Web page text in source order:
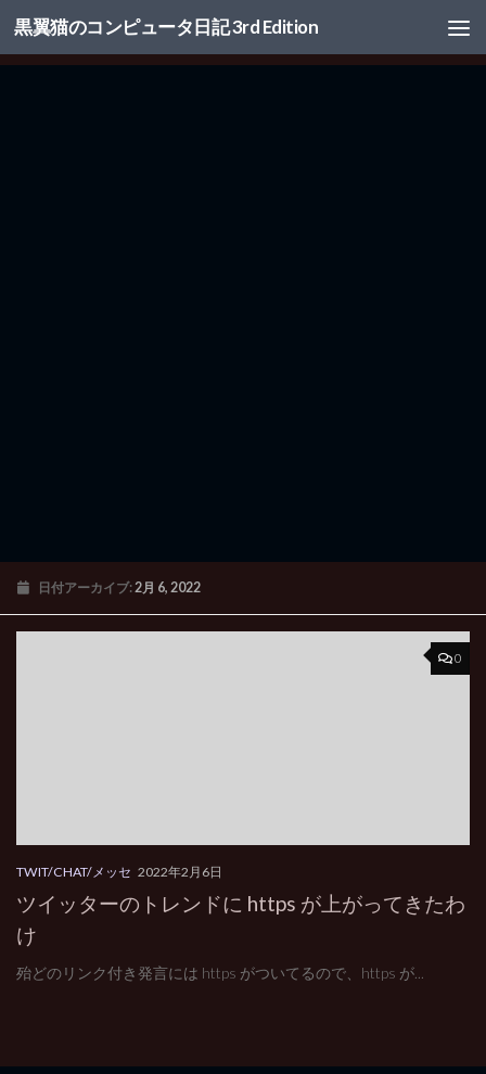
コンテンツへスキップ
黒翼猫のコンピュータ日記 3rd Edition
日付アーカイブ:2月 6, 2022
0
TWIT/CHAT/メッセ 2022年2月6日
ツイッターのトレンドに https が上がってきたわ
け
殆どのリンク付き発言には https がついてるので、https が...